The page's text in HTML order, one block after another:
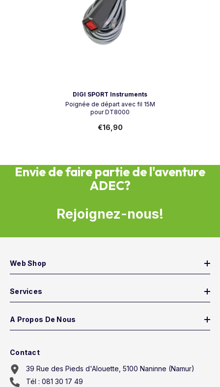
Vendeur:DIGI SPORT Instruments
Poignée de départ avec fil 15M
pour DT8000
€16,90
Envie de faire partie de l'aventure
ADEC?
Rejoignez-nous!
Web Shop
Services
A Propos De Nous
Contact
39 Rue des Pieds d'Alouette, 5100 Naninne (Namur)
Tél : 081 30 17 49